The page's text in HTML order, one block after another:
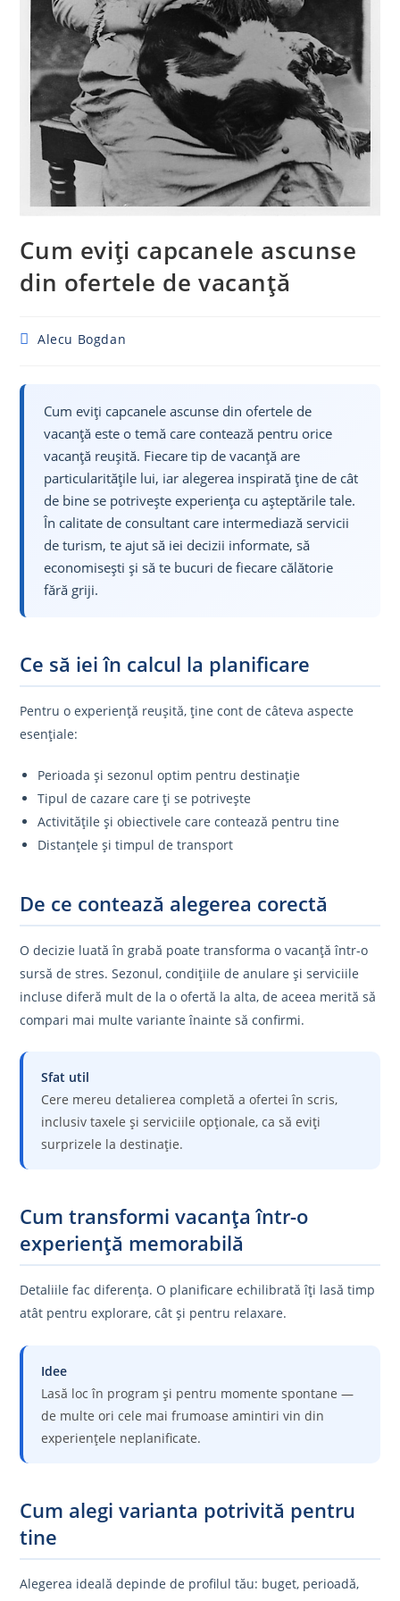
Cum eviți capcanele ascunse
din ofertele de vacanță
PostAlecu Bogdan
Cum eviți capcanele ascunse din ofertele de
vacanță este o temă care contează pentru orice
vacanță reușită. Fiecare tip de vacanță are
particularitățile lui, iar alegerea inspirată ține de cât
de bine se potrivește experiența cu așteptările tale.
În calitate de consultant care intermediază servicii
de turism, te ajut să iei decizii informate, să
economisești și să te bucuri de fiecare călătorie
fără griji.
Ce să iei în calcul la planificare
Pentru o experiență reușită, ține cont de câteva aspecte
esențiale:
Perioada și sezonul optim pentru destinație
Tipul de cazare care ți se potrivește
Activitățile și obiectivele care contează pentru tine
Distanțele și timpul de transport
De ce contează alegerea corectă
O decizie luată în grabă poate transforma o vacanță într-o
sursă de stres. Sezonul, condițiile de anulare și serviciile
incluse diferă mult de la o ofertă la alta, de aceea merită să
compari mai multe variante înainte să confirmi.
Sfat util
Cere mereu detalierea completă a ofertei în scris,
inclusiv taxele și serviciile opționale, ca să eviți
surprizele la destinație.
Cum transformi vacanța într-o
experiență memorabilă
Detaliile fac diferența. O planificare echilibrată îți lasă timp
atât pentru explorare, cât și pentru relaxare.
Idee
Lasă loc în program și pentru momente spontane —
de multe ori cele mai frumoase amintiri vin din
experiențele neplanificate.
Cum alegi varianta potrivită pentru
tine
Alegerea ideală depinde de profilul tău: buget, perioadă,